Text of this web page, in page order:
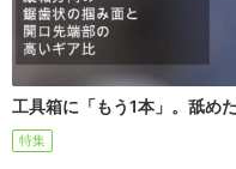
工具箱に「もう1本」。舐め
特集